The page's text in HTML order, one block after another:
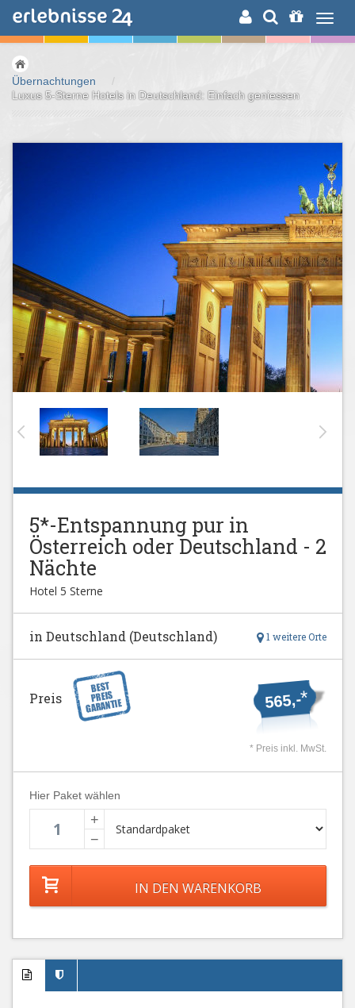
ERLEBNISSUCHE
Übernachtungen
/
Luxus 5-Sterne Hotels in Deutschland: Einfach geniessen
5*-Entspannung pur in
Österreich oder Deutschland - 2
Nächte
Hotel 5 Sterne
1 weitere Orte
in Deutschland (Deutschland)
565,-*
Preis
* Preis inkl. MwSt.
Hier Paket wählen
+
−